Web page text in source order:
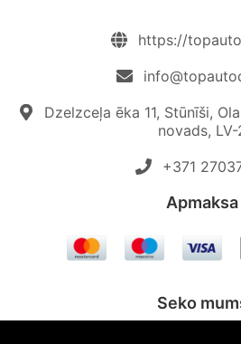
https://
Dzelzceļa ēka 11, Stūnīši,
novads, LV-
+371
Apmaksa
Seko